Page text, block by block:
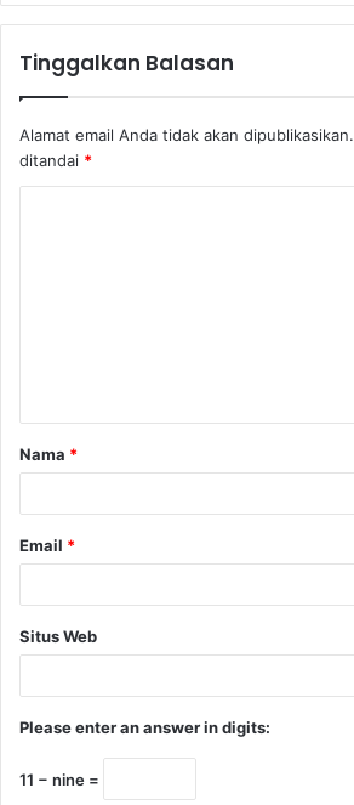
Tinggalkan Balasan
Alamat email Anda tidak akan dipublikasikan.
ditandai *
Nama *
Email *
Situs Web
Please enter an answer in digits:
11 − nine =